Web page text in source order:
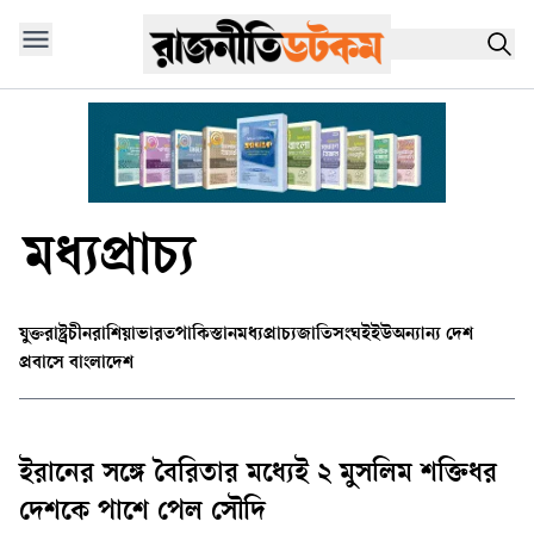
মধ্যপ্রাচ্য
যুক্তরাষ্ট্রচীনরাশিয়াভারতপাকিস্তানমধ্যপ্রাচ্যজাতিসংঘইইউঅন্যান্য দেশ
প্রবাসে বাংলাদেশ
ইরানের সঙ্গে বৈরিতার মধ্যেই ২ মুসলিম শক্তিধর
দেশকে পাশে পেল সৌদি